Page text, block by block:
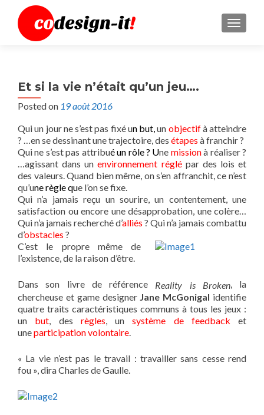
MENU
Et si la vie n’était qu’un jeu….
Posted on 19 août 2016
Qui un jour ne s’est pas fixé un but,un objectifà atteindre
? …en se dessinant une trajectoire, des étapes à franchir ?
Qui ne s’est pas attribué un rôle ? Une missionà réaliser ?
…agissant dans unenvironnement réglépar des lois et
des valeurs. Quand bien même, on s’en affranchit, ce n’est
qu’une règle que l’on se fixe.
Qui n’a jamais reçu un sourire, un contentement, une
satisfaction ou encore une désapprobation, une colère…
Qui n’a jamais recherché d’alliés ? Qui n’a jamais combattu
d’obstacles ?
C’est le propre même de
l’existence, de la raison d’être.
Dans son livre de référence Reality is Broken, la
chercheuse et game designer Jane McGonigal identifie
quatre traits caractéristiques communs à tous les jeux :
un but, des règles, unsystème de feedback et
uneparticipation volontaire.
« La vie n’est pas le travail : travailler sans cesse rend
fou », dira Charles de Gaulle.